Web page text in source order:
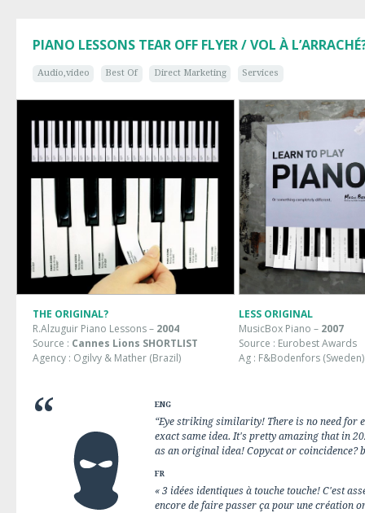
PIANO LESSONS TEAR OFF FLYER / VOL À
Audio,video Best Of Direct Marketing Services
THE ORIGINAL?
R.Alzuguir Piano Lessons – 2004
Source : Cannes Lions SHORTLIST
Agency : Ogilvy & Mather (Brazil)
LESS ORIGINAL
MusicBox Piano – 2007
Source : Eurobest Awards
Ag : F&Bodenfors (Sweden)
ENG
“Eye striking similarity! There is no need for
exact same idea. It's pretty amazing that in
as an original idea! Copycat or coincidence?
FR
« 3 idées identiques à touche touche! C'est
encore de faire passer ça pour une création